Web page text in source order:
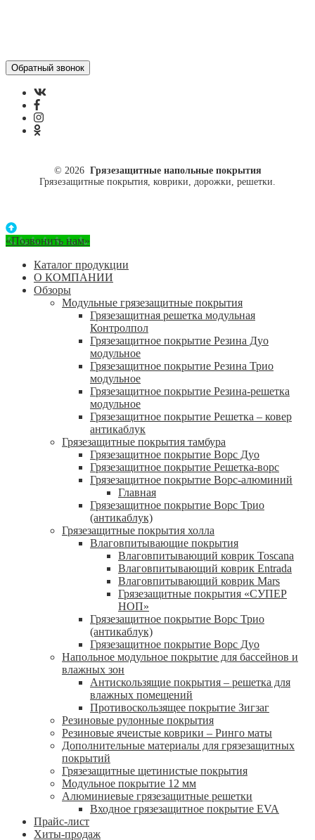
© 2026 Грязезащитные напольные покрытия
Грязезащитные покрытия, коврики, дорожки, решетки.
«Позвонить нам»
Каталог продукции
О КОМПАНИИ
Обзоры
Модульные грязезащитные покрытия
Грязезащитная решетка модульная
Контролпол
Грязезащитное покрытие Резина Дуо
модульное
Грязезащитное покрытие Резина Трио
модульное
Грязезащитное покрытие Резина-решетка
модульное
Грязезащитное покрытие Решетка – ковер
антикаблук
Грязезащитные покрытия тамбура
Грязезащитное покрытие Ворс Дуо
Грязезащитное покрытие Решетка-ворс
Грязезащитное покрытие Ворс-алюминий
Главная
Грязезащитное покрытие Ворс Трио
(антикаблук)
Грязезащитные покрытия холла
Влаговпитывающие покрытия
Влаговпитывающий коврик Toscana
Влаговпитывающий коврик Entrada
Влаговпитывающий коврик Mars
Грязезащитные покрытия «СУПЕР
НОП»
Грязезащитное покрытие Ворс Трио
(антикаблук)
Грязезащитное покрытие Ворс Дуо
Напольное модульное покрытие для бассейнов и
влажных зон
Антискользящие покрытия – решетка для
влажных помещений
Противоскользящее покрытие Зигзаг
Резиновые рулонные покрытия
Резиновые ячеистые коврики – Ринго маты
Дополнительные материалы для грязезащитных
покрытий
Грязезащитные щетинистые покрытия
Модульное покрытие 12 мм
Алюминиевые грязезащитные решетки
Входное грязезащитное покрытие EVA
Прайс-лист
Хиты-продаж